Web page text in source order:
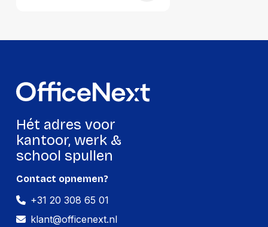
Hét adres voor
kantoor, werk &
school spullen
Contact opnemen?
+31 20 308 65 01
klant@officenext.nl